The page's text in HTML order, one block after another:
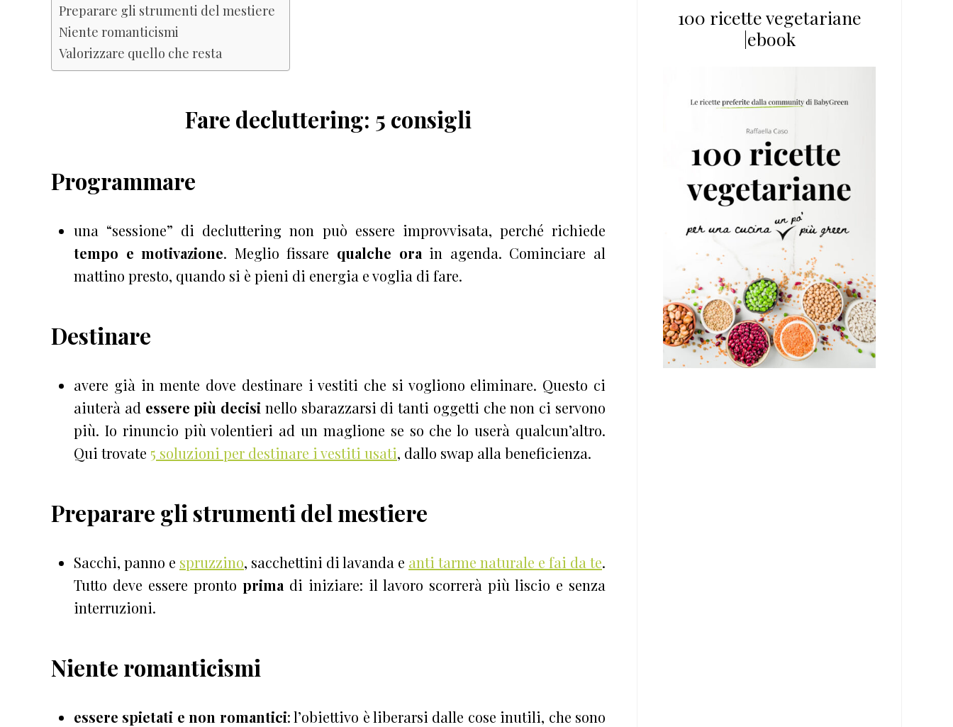
Preparare gli strumenti del mestiere
Niente romanticismi
Valorizzare quello che resta
Fare decluttering: 5 consigli
Programmare
una “sessione” di decluttering non può essere improvvisata, perché richiede
tempo e motivazione. Meglio fissare qualche ora in agenda. Cominciare al
mattino presto, quando si è pieni di energia e voglia di fare.
Destinare
avere già in mente dove destinare i vestiti che si vogliono eliminare. Questo ci
aiuterà ad essere più decisi nello sbarazzarsi di tanti oggetti che non ci servono
più. Io rinuncio più volentieri ad un maglione se so che lo userà qualcun’altro.
Qui trovate 5 soluzioni per destinare i vestiti usati, dallo swap alla beneficienza.
Preparare gli strumenti del mestiere
Sacchi, panno e spruzzino, sacchettini di lavanda e anti tarme naturale e fai da te.
Tutto deve essere pronto prima di iniziare: il lavoro scorrerà più liscio e senza
interruzioni.
Niente romanticismi
essere spietati e non romantici: l’obiettivo è liberarsi dalle cose inutili, che sono
100 ricette vegetariane
|ebook